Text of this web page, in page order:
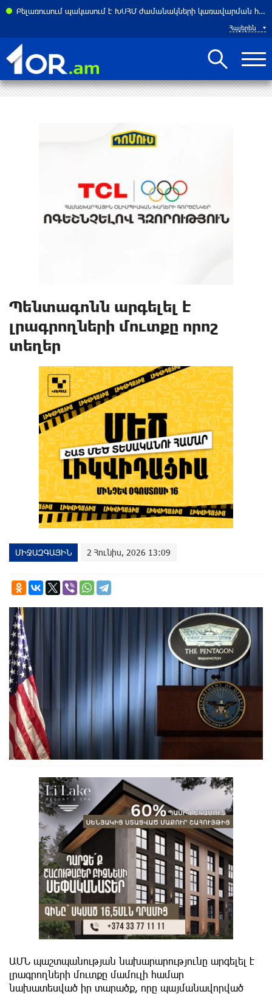
Բելառուսում պակասում է ԽՍՀՄ ժամանակների կառավարման համակարգը․ Լուկաշենկո
Հայերեն
Պենտագոնն արգելել է
լրագրողների մուտքը որոշ
տեղեր
ՄԻՋԱԶԳԱՅԻՆ 2 Հունիս, 2026 13:09
ԱՄՆ պաշտպանության նախարարությունը արգելել է
լրագրողների մուտքը մամուլի համար
նախատեսված իր տարածք, որը պայմանավորված